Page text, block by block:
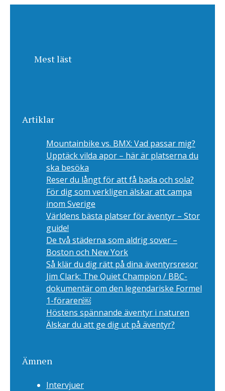
Mest läst
Artiklar
Mountainbike vs. BMX: Vad passar mig?
Upptäck vilda apor – här är platserna du
ska besöka
Reser du långt för att få bada och sola?
För dig som verkligen älskar att campa
inom Sverige
Världens bästa platser för äventyr – Stor
guide!
De två städerna som aldrig sover –
Boston och New York
Så klär du dig rätt på dina äventyrsresor
Jim Clark: The Quiet Champion / BBC-
dokumentär om den legendariske Formel
1-föraren￼
Höstens spännande äventyr i naturen
Älskar du att ge dig ut på äventyr?
Ämnen
Intervjuer